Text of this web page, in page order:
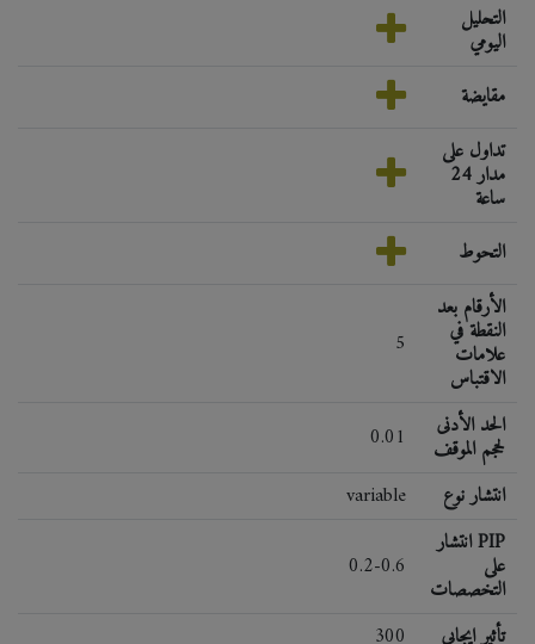
التحليل
اليومي
مقايضة
تداول على
مدار 24
ساعة
التحوط
5
الأرقام بعد
النقطة في
علامات
الاقتباس
0.01
الحد الأدنى
لحجم الموقف
variable
انتشار نوع
0.2-0.6
انتشار PIP
على
التخصصات
300
تأثير ايجابي